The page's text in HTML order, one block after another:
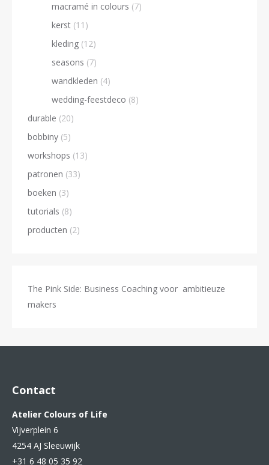
macramé in colours (7)
kerst (11)
kleding (12)
seasons (7)
wandkleden (4)
wedding-feestdeco (8)
durable (20)
bobbiny (5)
workshops (13)
patronen (33)
boeken (3)
tutorials (8)
producten (2)
The Pink Side: Business Coaching voor ambitieuze
makers
Contact
Atelier Colours of Life
Vijverplein 6
4254 AJ Sleeuwijk
+31 6 48 05 35 92